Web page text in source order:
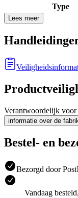
Type
Lees meer
Verantwoordelijk
informatie over de
Bestel- en
Bezorgd door
Vandaag